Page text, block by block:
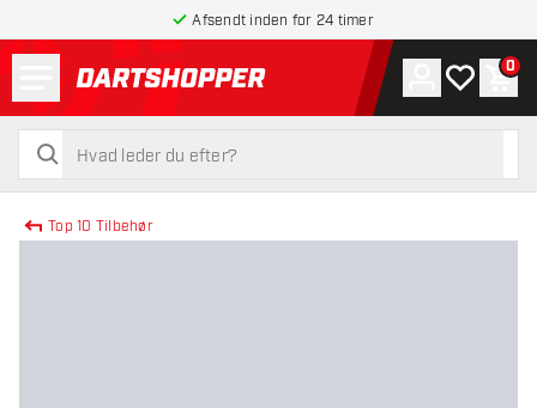
Afsendt inden for 24 timer
tilbage til forsiden
søg
søg
Konto
Min 0
Top 10 Tilbehør